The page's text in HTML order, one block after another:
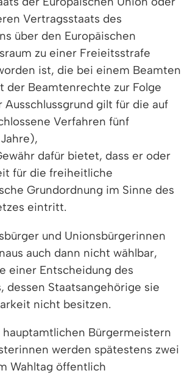
Vertragsstaats des
über den Europäischen
zu einer Freieitsstrafe
ist, die bei einem Beamten
der Beamtenrechte zur Folge
Ausschlussgrund gilt für die auf
Verfahren fünf
dafür bietet, dass er oder
für die freiheitliche
Grundordnung im Sinne des
eintritt.
und Unionsbürgerinnen
auch dann nicht wählbar,
einer Entscheidung des
dessen Staatsangehörige sie
nicht besitzen.
hauptamtlichen Bürgermeistern
werden spätestens zwei
Wahltag öffentlich